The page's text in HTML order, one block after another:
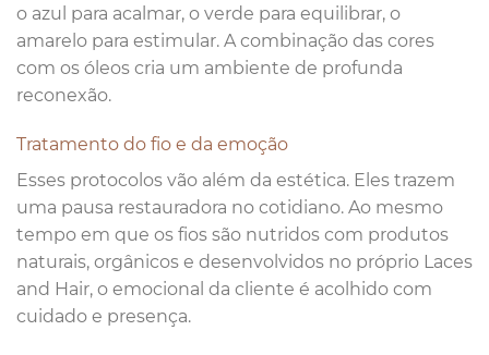
o azul para acalmar, o verde para equilibrar, o
amarelo para estimular. A combinação das cores
com os óleos cria um ambiente de profunda
reconexão.
Tratamento do fio e da emoção
Esses protocolos vão além da estética. Eles trazem
uma pausa restauradora no cotidiano. Ao mesmo
tempo em que os fios são nutridos com produtos
naturais, orgânicos e desenvolvidos no próprio Laces
and Hair, o emocional da cliente é acolhido com
cuidado e presença.